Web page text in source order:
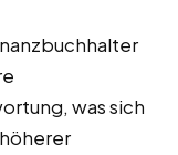
was sich